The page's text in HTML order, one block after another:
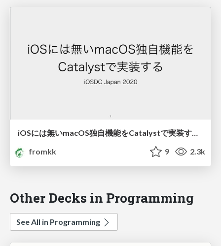
iOSには無いmacOS独自機能をCatalystで実装する #iosdc #d/make_macos_apps_with_catalyst
fromkk
9 2.3k
Other Decks in Programming
See All in Programming